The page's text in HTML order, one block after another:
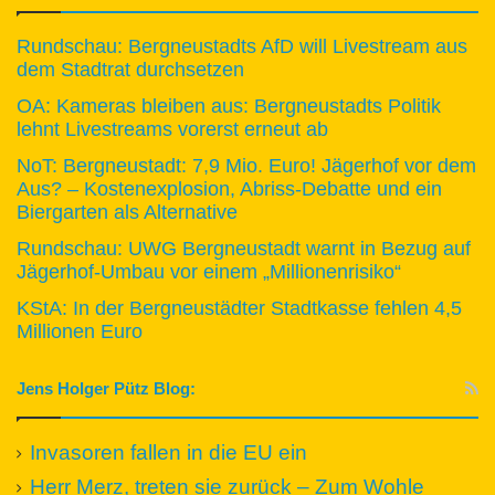
Rundschau: Bergneustadts AfD will Livestream aus
dem Stadtrat durchsetzen
OA: Kameras bleiben aus: Bergneustadts Politik
lehnt Livestreams vorerst erneut ab
NoT: Bergneustadt: 7,9 Mio. Euro! Jägerhof vor dem
Aus? – Kostenexplosion, Abriss-Debatte und ein
Biergarten als Alternative
Rundschau: UWG Bergneustadt warnt in Bezug auf
Jägerhof-Umbau vor einem „Millionenrisiko“
KStA: In der Bergneustädter Stadtkasse fehlen 4,5
Millionen Euro
Jens Holger Pütz Blog:
Invasoren fallen in die EU ein
Herr Merz, treten sie zurück – Zum Wohle